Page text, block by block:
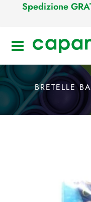
Spedizione
Open
BRETELLE